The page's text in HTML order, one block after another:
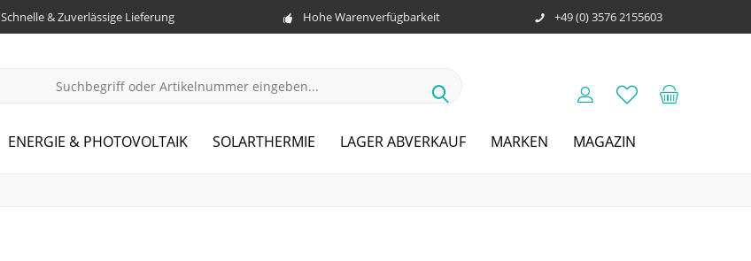
Schnelle & Zuverlässige Lieferung Hohe Warenverfügbarkeit +49 (0) 3576 2155603
ENERGIE & PHOTOVOLTAIK SOLARTHERMIE LAGER ABVERKAUF MARKEN MAGAZIN